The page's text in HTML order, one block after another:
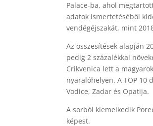
Palace-ba, ahol
adatok ismertetéséből
vendégéjszakát, mint
Az összesítések alapján
pedig 2 százalékkal
Crikvenica lett a
nyaralóhelyen. A TOP 10
Vodice, Zadar és Opatija.
A sorból kiemelkedik
képest.